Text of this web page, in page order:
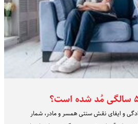
و ایفای نقش سنتی همسر و مادر، شمار